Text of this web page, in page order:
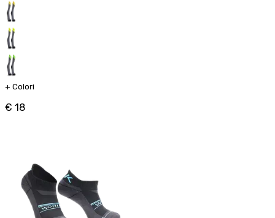
+ Colori
€ 18